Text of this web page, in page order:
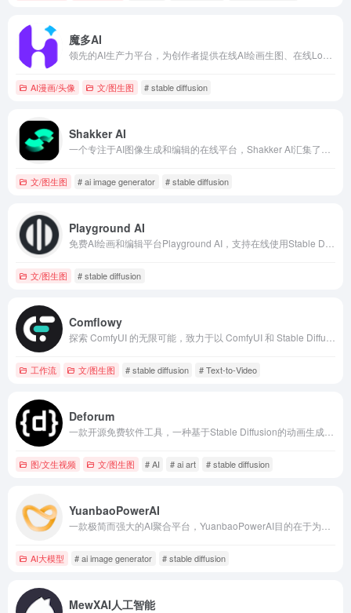
魔多AI
AI漫画/头像 文/图生图 # stable diffusion
Shakker AI
文/图生图 # ai image generator # stable diffusion
Playground AI
文/图生图 # stable diffusion
Comflowy
工作流 文/图生图 # stable diffusion # Text-to-Video
Deforum
图/文生视频 文/图生图 # AI # ai art # stable diffusion
YuanbaoPowerAI
AI大模型 # ai image generator # stable diffusion
MewXAI人工智能